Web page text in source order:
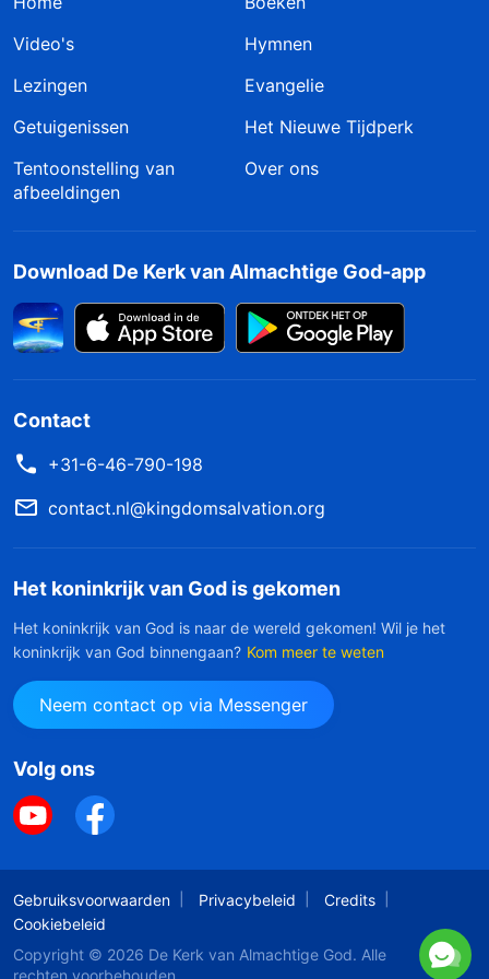
Video's
Hymnen
Lezingen
Evangelie
Getuigenissen
Het Nieuwe Tijdperk
Tentoonstelling van
afbeeldingen
Over ons
Download De Kerk van Almachtige God-app
Contact
+31-6-46-790-198
contact.nl@kingdomsalvation.org
Het koninkrijk van God is gekomen
Het koninkrijk van God is naar de wereld gekomen! Wil je het
koninkrijk van God binnengaan? Kom meer te weten
Neem contact op via Messenger
Volg ons
Gebruiksvoorwaarden Privacybeleid
Credits
Cookiebeleid
Copyright © 2026 De Kerk van Almachtige God. Alle
rechten voorbehouden.